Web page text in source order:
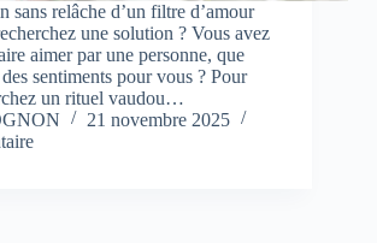
sans relâche d’un filtre d’amour
une solution ? Vous avez
aimer par une personne, que
sentiments pour vous ? Pour
un rituel vaudou…
21 novembre 2025